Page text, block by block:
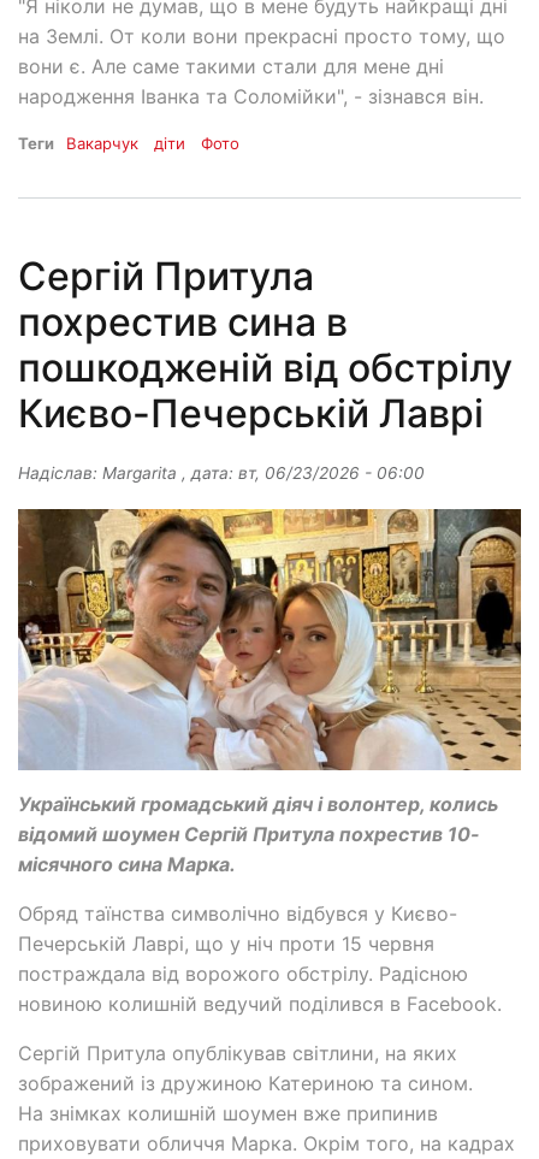
"Я ніколи не думав, що в мене будуть найкращі дні
на Землі. От коли вони прекрасні просто тому, що
вони є. Але саме такими стали для мене дні
народження Іванка та Соломійки", - зізнався він.
Теги Вакарчук діти Фото
Сергій Притула
похрестив сина в
пошкодженій від обстрілу
Києво-Печерській Лаврі
Надіслав: Margarita , дата: вт, 06/23/2026 - 06:00
Український громадський діяч і волонтер, колись
відомий шоумен Сергій Притула похрестив 10-
місячного сина Марка.
Обряд таїнства символічно відбувся у Києво-
Печерській Лаврі, що у ніч проти 15 червня
постраждала від ворожого обстрілу. Радісною
новиною колишній ведучий поділився в Facebook.
Сергій Притула опублікував світлини, на яких
зображений із дружиною Катериною та сином.
На знімках колишній шоумен вже припинив
приховувати обличчя Марка. Окрім того, на кадрах